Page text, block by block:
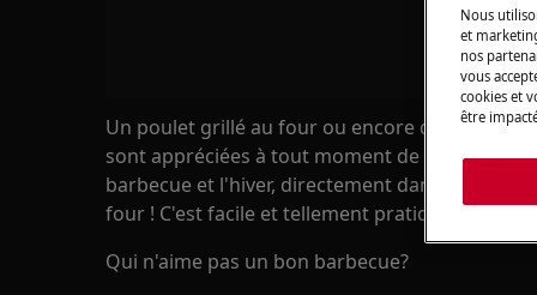
Un poulet grillé au four ou encore des
sont appréciées à tout moment de l'année !
barbecue et l'hiver, directement dans votre
four ! C'est facile et tellement pratique.
Qui n'aime pas un bon barbecue?
Nous
et
nos
vous
cookies et
être